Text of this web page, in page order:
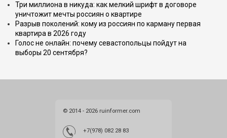
Три миллиона в никуда: как мелкий шрифт в договоре
уничтожит мечты россиян о квартире
Разрыв поколений: кому из россиян по карману первая
квартира в 2026 году
Голос не онлайн: почему севастопольцы пойдут на
выборы 20 сентября?
© 2014 - 2026 ruinformer.com
+7(978) 082 28 83